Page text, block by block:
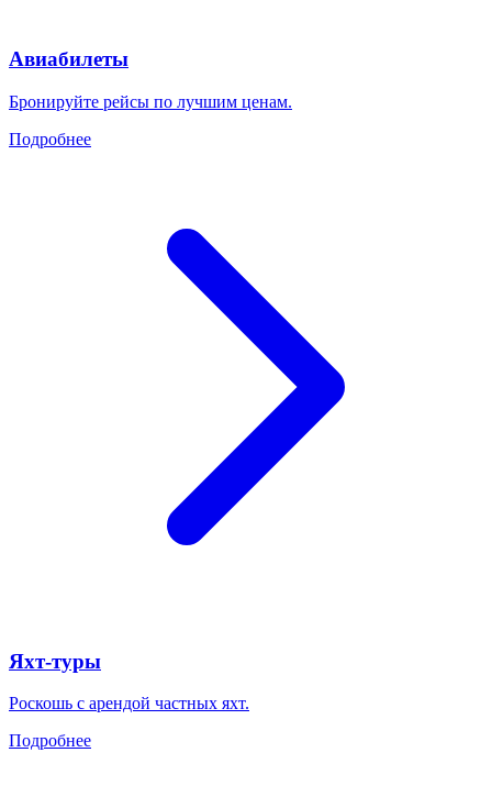
Авиабилеты
Бронируйте рейсы по лучшим ценам.
Подробнее
Яхт-туры
Роскошь с арендой частных яхт.
Подробнее